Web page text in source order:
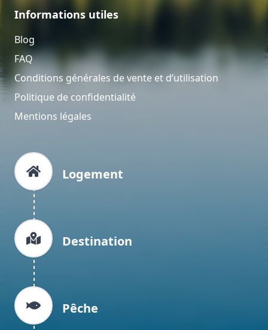
Informations utiles
Blog
FAQ
Conditions générales de vente et d’utilisation
Politique de confidentialité
Mentions légales
Logement
Destination
Pêche